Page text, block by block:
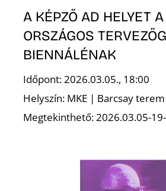
A KÉPZŐ AD HELYET
ORSZÁGOS
BIENNÁLÉNAK
Időpont: 2026.03.05., 18:00
Helyszín: MKE | Barcsay terem
Megtekinthető: 2026.03.05-